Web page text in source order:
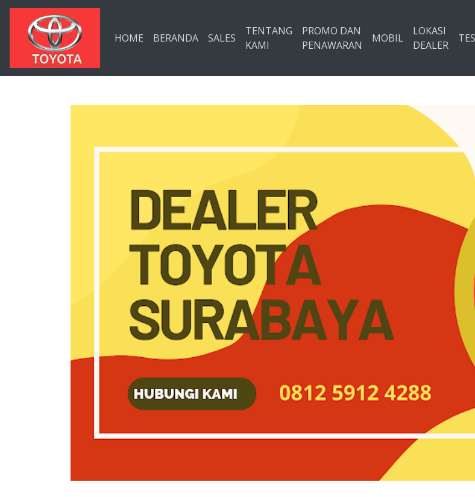
Langsung ke konten utama
HOME BERANDA SALES
TENTANG
KAMI
PROMO DAN
PENAWARAN
MOBIL
LOKASI
DEALER